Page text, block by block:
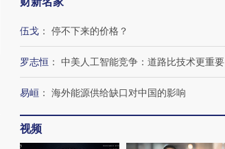
伍戈 ： 停不下来的价格？
罗志恒 ： 中美人工智能竞争：道路比技术更重要
易峘 ： 海外能源供给缺口对中国的影响
视频